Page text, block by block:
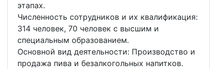
этапах.
Численность сотрудников и их квалификация:
314 человек, 70 человек с высшим и
специальным образованием.
Основной вид деятельности: Производство и
продажа пива и безалкогольных напитков.